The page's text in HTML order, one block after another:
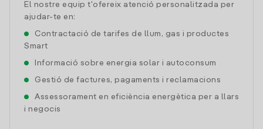
El nostre equip t'ofereix atenció personalitzada per
ajudar-te en:
Contractació de tarifes de llum, gas i productes
Smart
Informació sobre energia solar i autoconsum
Gestió de factures, pagaments i reclamacions
Assessorament en eficiència energètica per a llars
i negocis